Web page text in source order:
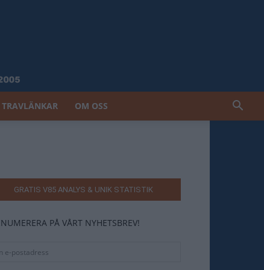
TRAVLÄNKAR OM OSS
GRATIS V85 ANALYS & UNIK STATISTIK
PÅ VÅRT NYHETSBREV!